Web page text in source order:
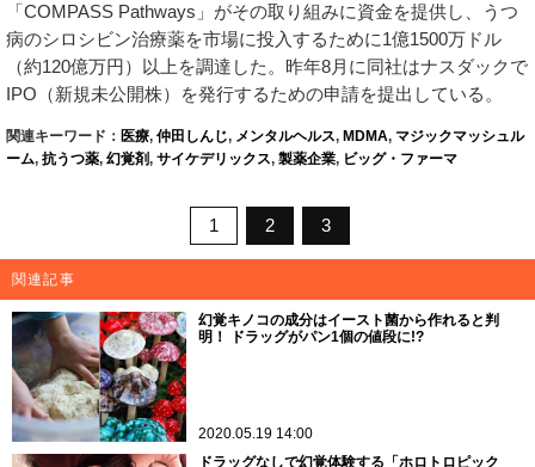
「COMPASS Pathways」がその取り組みに資金を提供し、うつ
病のシロシビン治療薬を市場に投入するために1億1500万ドル
（約120億万円）以上を調達した。昨年8月に同社はナスダックで
IPO（新規未公開株）を発行するための申請を提出している。
関連キーワード： 医療, 仲田しんじ, メンタルヘルス, MDMA, マジックマッシュル
ーム, 抗うつ薬, 幻覚剤, サイケデリックス, 製薬企業, ビッグ・ファーマ
1 2 3
関連記事
幻覚キノコの成分はイースト菌から作れると判
明！ ドラッグがパン1個の値段に!?
2020.05.19 14:00
ドラッグなしで幻覚体験する「ホロトロピック